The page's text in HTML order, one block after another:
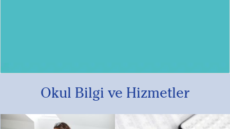
Okul Bilgi ve Hizmetler